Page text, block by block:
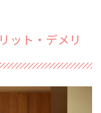
ット・デメリ